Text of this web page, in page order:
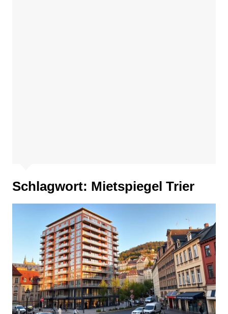
Schlagwort: Mietspiegel Trier